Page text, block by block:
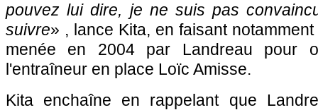
pouvez lui dire, je ne suis pas
suivre» , lance Kita, en faisant
menée en 2004 par Landreau pour
l'entraîneur en place Loïc Amisse.
Kita enchaîne en rappelant que